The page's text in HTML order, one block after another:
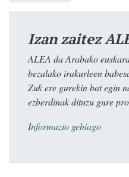
Izan zaitez
ALEA da Arabako
bezalako irakurleen
Zuk ere gurekin bat egin
ezberdinak dituzu gure
Informazio gehiago